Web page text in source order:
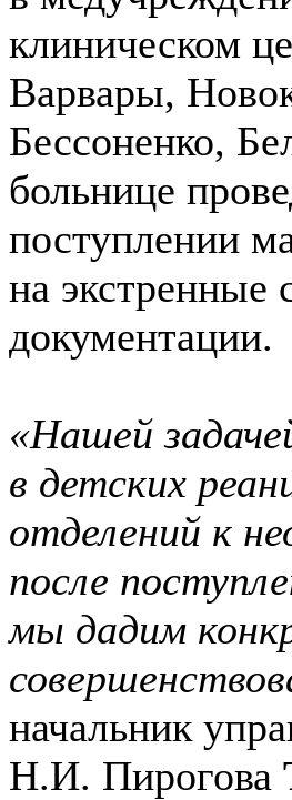
клиническом
Варвары,
Бессоненко,
больнице
поступлении
на экстренные
документации.
«Нашей
в детских
отделений к
после
мы дадим
начальник
Н.И. Пирогова